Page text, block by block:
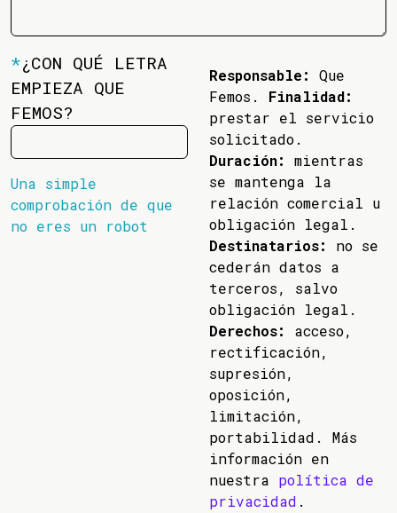
*¿CON QUÉ LETRA
EMPIEZA QUE
FEMOS?
Una simple
comprobación de que
no eres un robot
Responsable:
Que
Femos. Finalidad:
prestar el servicio
solicitado.
Duración:
mientras
se mantenga la
relación comercial u
obligación legal.
Destinatarios:
no se
cederán datos a
terceros, salvo
obligación legal.
Derechos:
acceso,
rectificación,
supresión,
oposición,
limitación,
portabilidad. Más
información en
nuestra política de
privacidad .